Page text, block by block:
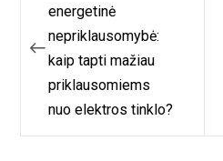
tarp
įrašų
energetinė
nepriklausomybė:
kaip tapti mažiau
priklausomiems
nuo elektros tinklo?